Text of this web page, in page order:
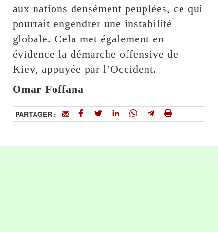
aux nations densément peuplées, ce qui
pourrait engendrer une instabilité
globale. Cela met également en
évidence la démarche offensive de
Kiev, appuyée par l’Occident.
Omar Foffana
PARTAGER :